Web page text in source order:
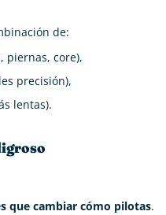
de:
piernas, core),
precisión),
lentas).
que cambiar cómo pilotas.